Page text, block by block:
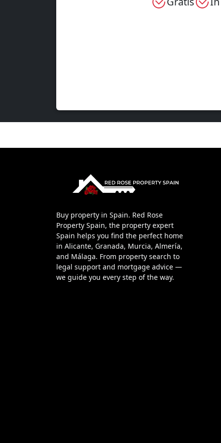
Buy property in Spain. Red Rose
Property Spain, the property expert
Spain helps you find the perfect home
in Alicante, Granada, Murcia, Almería,
and Málaga. From property search to
legal support and mortgage advice —
we guide you every step of the way.